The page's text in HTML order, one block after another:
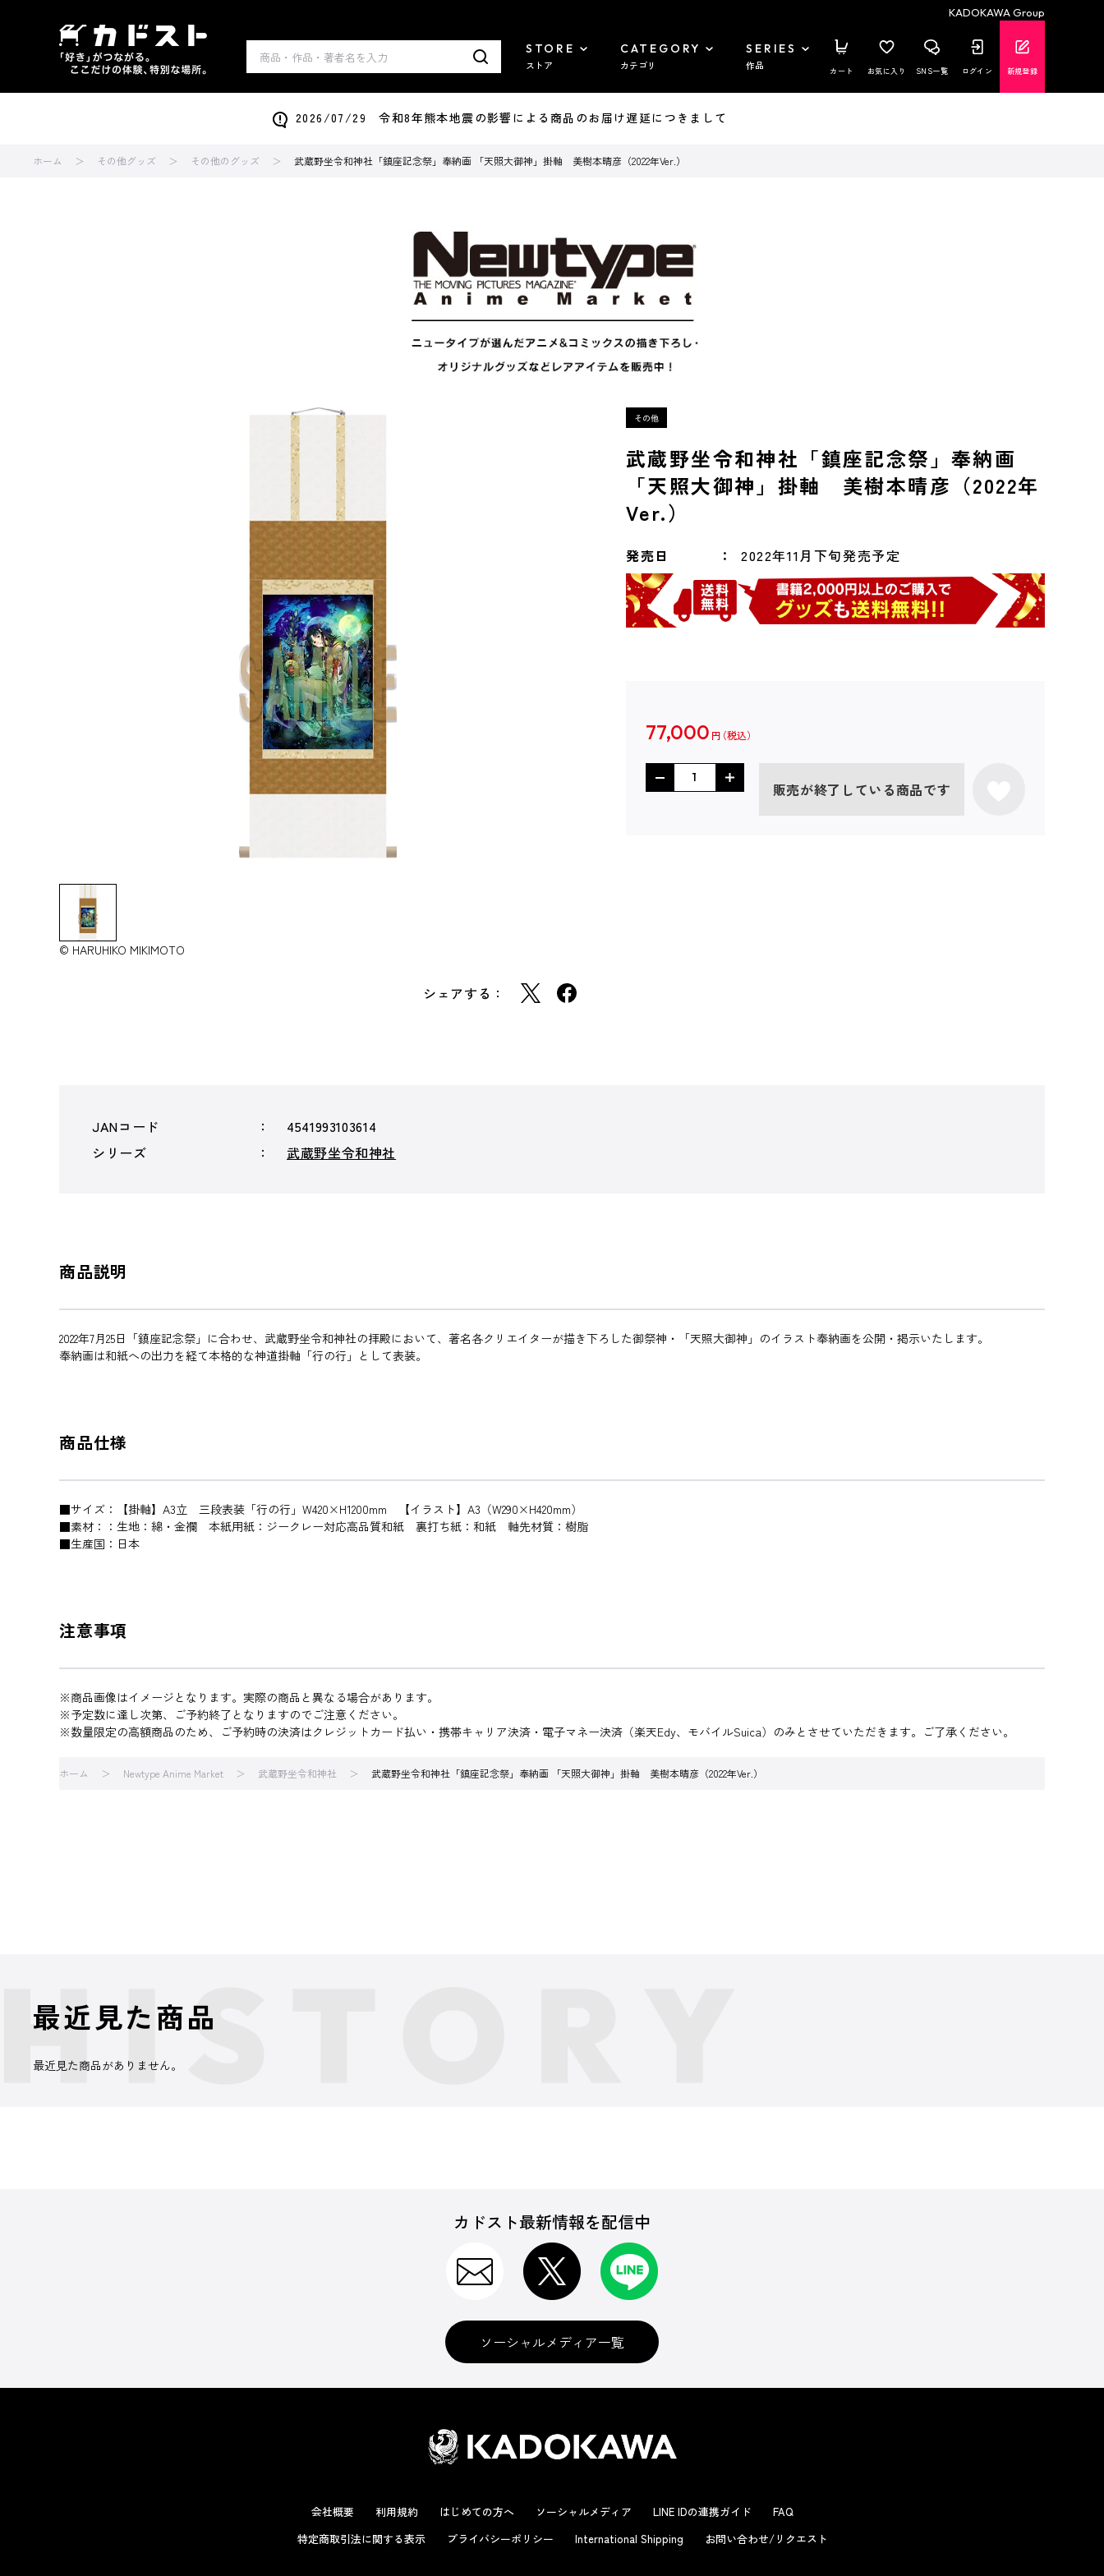
KADOKAWA Group
STORE
ストア
CATEGORY
カテゴリ
SERIES
作品 カート お気に入り SNS一覧 ログイン 新規登録
2026/07/29 令和8年熊本地震の影響による商品のお届け遅延につきまして
ホーム その他グッズ その他のグッズ 武蔵野坐令和神社「鎮座記念祭」奉納画 「天照大御神」掛軸 美樹本晴彦（2022年Ver.）
© HARUHIKO MIKIMOTO
シェアする：
武蔵野坐令和神社「鎮座記念祭」奉納画
「天照大御神」掛軸 美樹本晴彦（2022年
Ver.）
発売日 2022年11月下旬発売予定
77,000 円
販売が終了している商品です
JANコード
4541993103614
シリーズ
武蔵野坐令和神社
商品説明
2022年7月25日「鎮座記念祭」に合わせ、武蔵野坐令和神社の拝殿において、著名各クリエイターが描き下ろした御祭神・「天照大御神」のイラスト奉納画を公開・掲示いたします。
奉納画は和紙への出力を経て本格的な神道掛軸「行の行」として表装。
商品仕様
■サイズ：【掛軸】A3立 三段表装「行の行」W420×H1200mm 【イラスト】A3（W290×H420mm）
■素材：：生地：綿・金襴 本紙用紙：ジークレー対応高品質和紙 裏打ち紙：和紙 軸先材質：樹脂
■生産国：日本
注意事項
※商品画像はイメージとなります。実際の商品と異なる場合があります。
※予定数に達し次第、ご予約終了となりますのでご注意ください。
※数量限定の高額商品のため、ご予約時の決済はクレジットカード払い・携帯キャリア決済・電子マネー決済（楽天Edy、モバイルSuica）のみとさせていただきます。ご了承ください。
ホーム Newtype Anime Market 武蔵野坐令和神社 武蔵野坐令和神社「鎮座記念祭」奉納画 「天照大御神」掛軸 美樹本晴彦（2022年Ver.）
最近見た商品
最近見た商品がありません。
カドスト最新情報を配信中
ソーシャルメディア一覧
会社概要 利用規約 はじめての方へ ソーシャルメディア LINE IDの連携ガイド
FAQ
特定商取引法に関する表示
プライバシーポリシー International Shipping お問い合わせ/リクエスト